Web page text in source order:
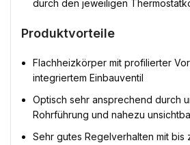
durch den jeweiligen
Produktvorteile
Flachheizkörper mit profilierter
integriertem Einbauventil
Optisch sehr ansprechend durch
Rohrführung und nahezu
Sehr gutes Regelverhalten mit bis